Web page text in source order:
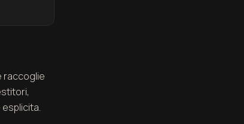
raccoglie